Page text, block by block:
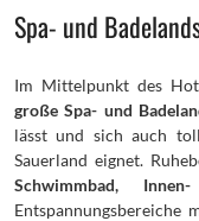
Spa- und
Im Mittelpunkt des
große Spa- und
lässt und sich auch
Sauerland eignet.
Schwimmbad,
Entspannungsbereiche